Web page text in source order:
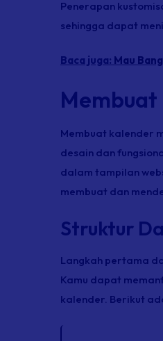
Penerapan
sehingga dapat
Baca juga: Mau
Membuat
Membuat kalender
desain dan
dalam tampilan
membuat dan
Struktur
Langkah pertama
Kamu dapat
kalender. Berikut